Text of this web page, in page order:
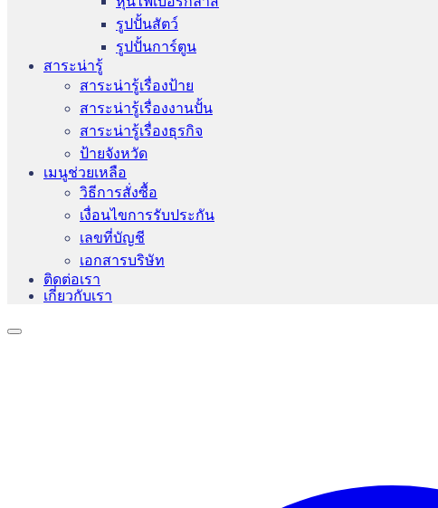
รูปปั้นสัตว์
รูปปั้นการ์ตูน
สาระน่ารู้
สาระน่ารู้เรื่องป้าย
สาระน่ารู้เรื่องงานปั้น
สาระน่ารู้เรื่องธุรกิจ
ป้ายจังหวัด
เมนูช่วยเหลือ
วิธีการสั่งซื้อ
เงื่อนไขการรับประกัน
เลขที่บัญชี
เอกสารบริษัท
ติดต่อเรา
เกี่ยวกับเรา